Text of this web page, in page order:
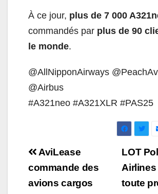
À ce jour, plus de 7 000
commandés par plus de 90
le monde.
@AllNipponAirways
@Airbus
#A321neo #A321XLR #PAS25
Navigation
de
l’article
LOT
Airlines
toute
AviLease
commande des
avions cargos